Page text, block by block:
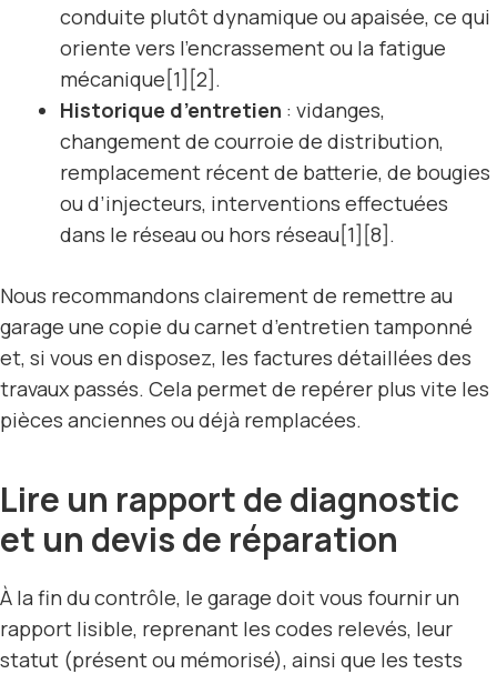
conduite plutôt dynamique ou apaisée, ce qui
oriente vers l’encrassement ou la fatigue
mécanique[1][2].
Historique d’entretien : vidanges,
changement de courroie de distribution,
remplacement récent de batterie, de bougies
ou d’injecteurs, interventions effectuées
dans le réseau ou hors réseau[1][8].
Nous recommandons clairement de remettre au
garage une copie du carnet d’entretien tamponné
et, si vous en disposez, les factures détaillées des
travaux passés. Cela permet de repérer plus vite les
pièces anciennes ou déjà remplacées.
Lire un rapport de diagnostic
et un devis de réparation
À la fin du contrôle, le garage doit vous fournir un
rapport lisible, reprenant les codes relevés, leur
statut (présent ou mémorisé), ainsi que les tests